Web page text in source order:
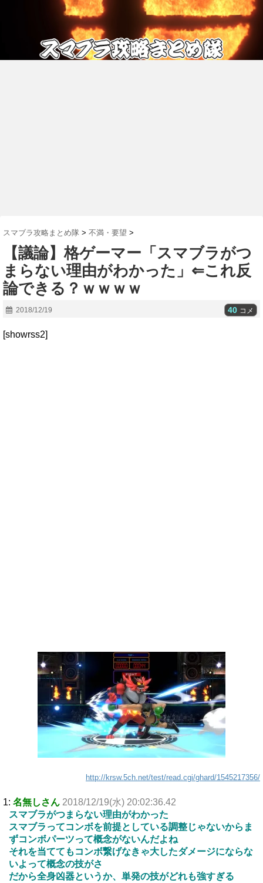
スマブラ攻略まとめ隊 > 不満・要望 >
【議論】格ゲーマー「スマブラがつ
まらない理由がわかった」⇐これ反
論できる？ｗｗｗｗ
2018/12/19 40 コメ
[showrss2]
http://krsw.5ch.net/test/read.cgi/ghard/1545217356/
1: 名無しさん 2018/12/19(水) 20:02:36.42
スマブラがつまらない理由がわかった
スマブラってコンボを前提としている調整じゃないからま
ずコンボパーツって概念がないんだよね
それを当ててもコンボ繋げなきゃ大したダメージにならな
いよって概念の技がさ
だから全身凶器というか、単発の技がどれも強すぎる